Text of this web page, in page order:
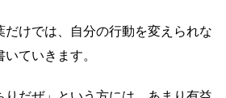
だけでは、自分の行動を変えられな
ていきます。